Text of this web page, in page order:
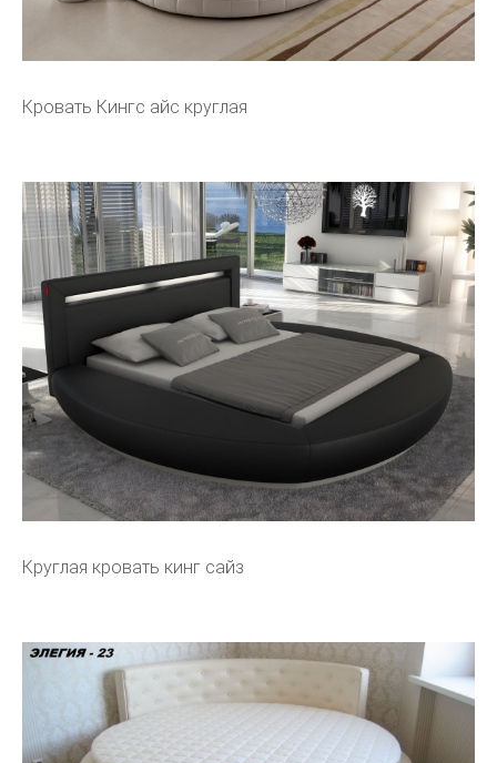
Кровать Кингс айс круглая
Круглая кровать кинг сайз